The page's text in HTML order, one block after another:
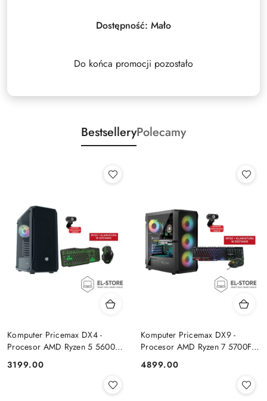
30
dniDostępność: Mało
Do końca promocji pozostało
BestselleryPolecamy
Komputer Pricemax DX4 -
Procesor AMD Ryzen 5 5600G
512GB Win 11 PRO
Cena:
3199.00
Komputer Pricemax DX9 -
Procesor AMD Ryzen 7 5700F |
GeForce RTX 5050 8GB | Win
Cena:
4899.00